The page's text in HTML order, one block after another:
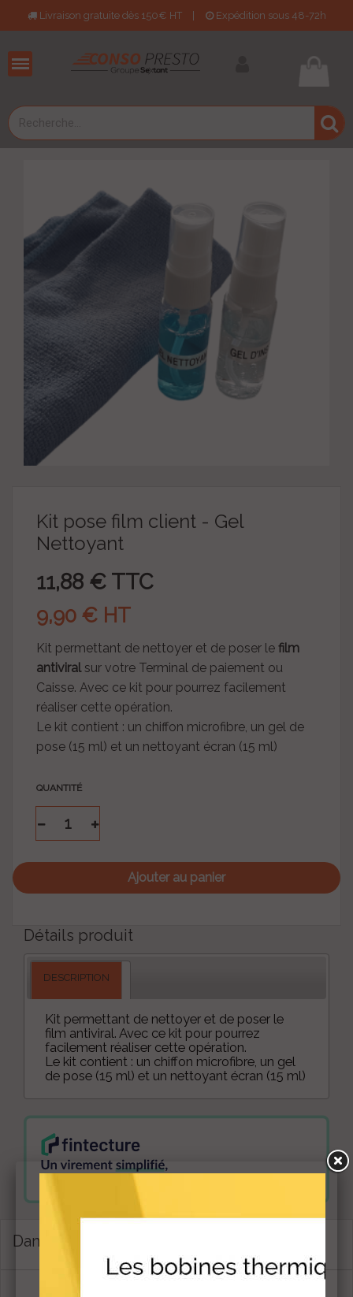
Livraison gratuite dès 150€ HT Expédition sous 48-72h
Kit pose film client - Gel
Nettoyant
11,88 € TTC
9,90 € HT
Kit permettant de nettoyer et de poser le film
antiviralsur votre Terminal de paiement ou
Caisse. Avec ce kit pour pourrez facilement
réaliser cette opération.
Le kit contient : un chiffon microfibre, un gel de
pose (15 ml) et un nettoyant écran (15 ml)
QUANTITÉ
Ajouter au panier
Détails produit
DESCRIPTION
Kit permettant de nettoyer et de poser le
film antiviral. Avec ce kit pour pourrez
facilement réaliser cette opération.
Le kit contient : un chiffon microfibre, un gel
de pose (15 ml) et un nettoyant écran (15 ml)
Dans la même catégorie